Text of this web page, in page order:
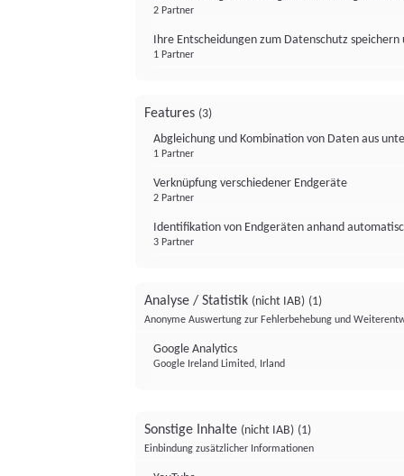
2 Partner
Ihre Entscheidungen zum Datenschutz
1 Partner
Features (3)
Abgleichung und Kombination von Daten aus
1 Partner
Verknüpfung verschiedener Endgeräte
2 Partner
Identifikation von Endgeräten anhand
3 Partner
Analyse / Statistik (nicht IAB) (1)
Anonyme Auswertung zur Fehlerbehebung und
Google Analytics
Google Ireland Limited, Irland
Sonstige Inhalte (nicht IAB) (1)
Einbindung zusätzlicher Informationen